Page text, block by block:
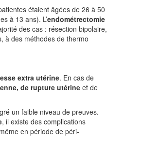
étaient âgées de 26 à 50
à 13 ans). L’endométrectomie
des cas : résection bipolaire,
à des méthodes de thermo
extra utérine. En cas de
de rupture utérineet de
un faible niveau de preuves.
, il existe des complications
en période de péri-